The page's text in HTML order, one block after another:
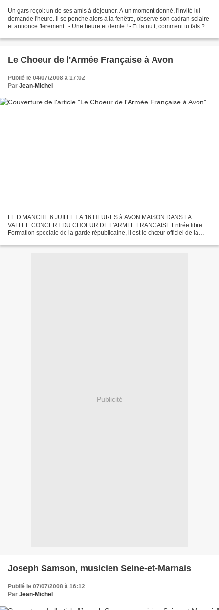
Un gars reçoit un de ses amis à déjeuner. A un moment donné, l'invité lui
demande l'heure. Il se penche alors à la fenêtre, observe son cadran solaire
et annonce fièrement : - Une heure et demie ! - Et la nuit, comment tu fais ? -
Le Choeur de l'Armée Française à Avon
Publié le 04/07/2008 à 17:02
Par Jean-Michel
LE DIMANCHE 6 JUILLET A 16 HEURES à AVON MAISON DANS LA
VALLEE CONCERT DU CHOEUR DE L'ARMEE FRANCAISE Entrée libre
Formation spéciale de la garde républicaine, il est le chœur officiel de la
Publicité
Joseph Samson, musicien Seine-et-Marnais
Publié le 07/07/2008 à 16:12
Par Jean-Michel